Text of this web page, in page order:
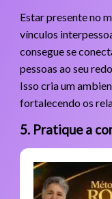
Estar presente no
vínculos
consegue se
pessoas ao seu
Isso cria um
fortalecendo os
5. Pratique a